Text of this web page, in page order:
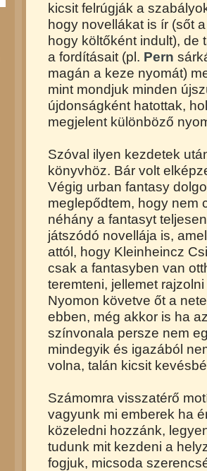
kicsit felrúgják a
hogy novellákat is ír (sőt
hogy költőként indult), de
a fordításait (pl. Pern
magán a keze nyomát)
mint mondjuk minden
újdonságként hatottak,
megjelent különböző
Szóval ilyen kezdetek
könyvhöz. Bár volt
Végig urban fantasy
meglepődtem, hogy nem
néhány a fantasyt
játszódó novellája is,
attól, hogy Kleinheincz
csak a fantasyben van
teremteni, jellemet
Nyomon követve őt a
ebben, még akkor is ha
színvonala persze nem
mindegyik és igazából
volna, talán kicsit
Számomra visszatérő
vagyunk mi emberek ha
közeledni hozzánk,
tudunk mit kezdeni a
fogjuk, micsoda